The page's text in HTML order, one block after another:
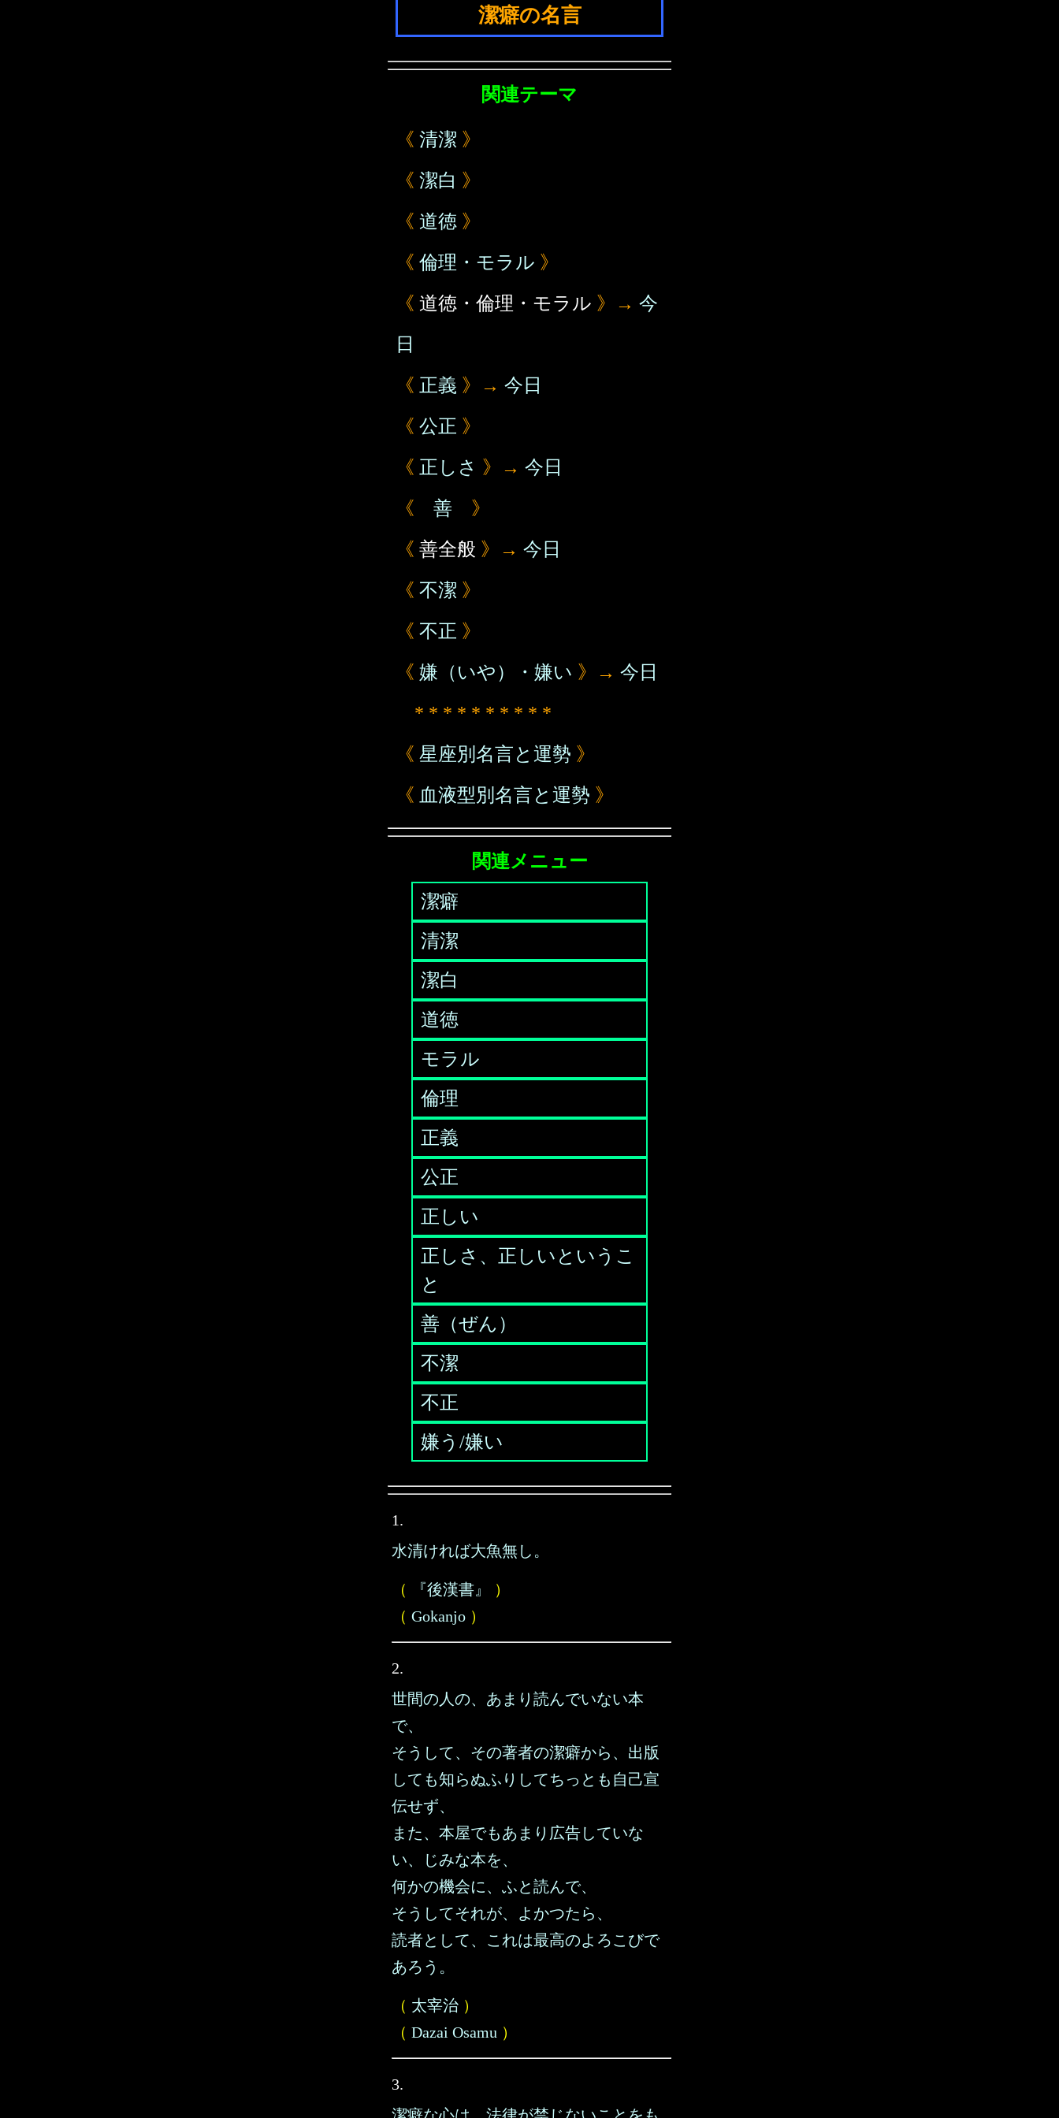
潔癖の名言
関連テーマ
《 清潔 》
《 潔白 》
《 道徳 》
《 倫理・モラル 》
《 道徳・倫理・モラル 》→ 今
日
《 正義 》→ 今日
《 公正 》
《 正しさ 》→ 今日
《 善 》
《 善全般 》→ 今日
《 不潔 》
《 不正 》
《 嫌（いや）・嫌い 》→ 今日
* * * * * * * * * *
《 星座別名言と運勢 》
《 血液型別名言と運勢 》
関連メニュー
潔癖
清潔
潔白
道徳
モラル
倫理
正義
公正
正しい
正しさ、正しいというこ
と
善（ぜん）
不潔
不正
嫌う/嫌い
1.
水清ければ大魚無し。
（ 『後漢書』
）
（ Gokanjo ）
2.
世間の人の、あまり読んでいない本
で、
そうして、その著者の潔癖から、出版
しても知らぬふりしてちっとも自己宣
伝せず、
また、本屋でもあまり広告していな
い、じみな本を、
何かの機会に、ふと読んで、
そうしてそれが、よかつたら、
読者として、これは最高のよろこびで
あろう。
（ 太宰治 ）
（ Dazai Osamu ）
3.